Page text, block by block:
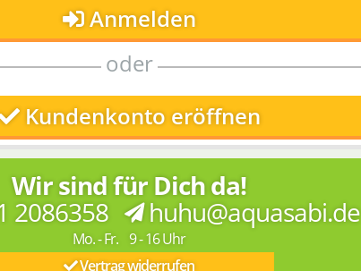
Anmelden
oder
Kundenkonto eröffnen
Wir sind für Dich da!
2086358 huhu@aquasabi.de
Mo. - Fr. 9 - 16 Uhr
Vertrag widerrufen